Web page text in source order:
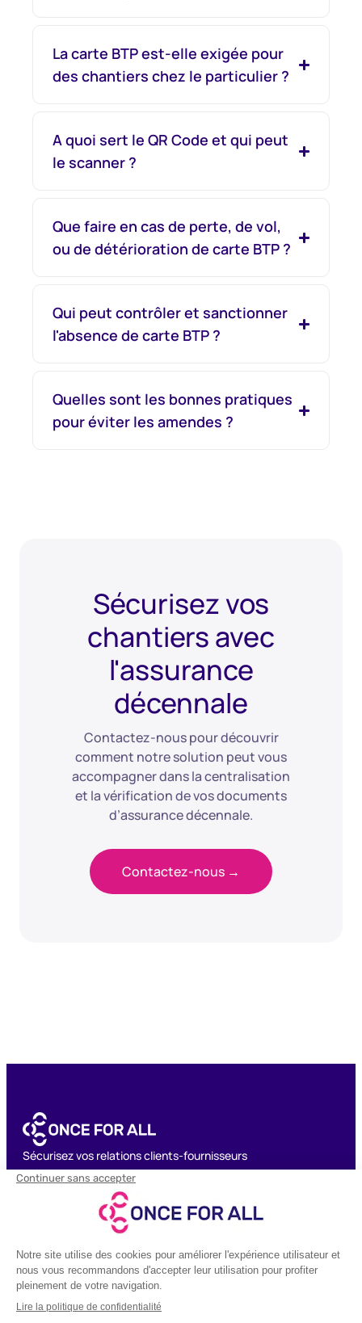
La carte BTP est-elle exigée pour
des chantiers chez le particulier ?
A quoi sert le QR Code et qui peut
le scanner ?
Que faire en cas de perte, de vol,
ou de détérioration de carte BTP ?
Qui peut contrôler et sanctionner
l'absence de carte BTP ?
Quelles sont les bonnes pratiques
pour éviter les amendes ?
Sécurisez vos
chantiers avec
l'assurance
décennale
Contactez-nous pour découvrir
comment notre solution peut vous
accompagner dans la centralisation
et la vérification de vos documents
d’assurance décennale.
Contactez-nous →
Sécurisez vos relations clients-fournisseurs
et créez de nouvelles opportunités